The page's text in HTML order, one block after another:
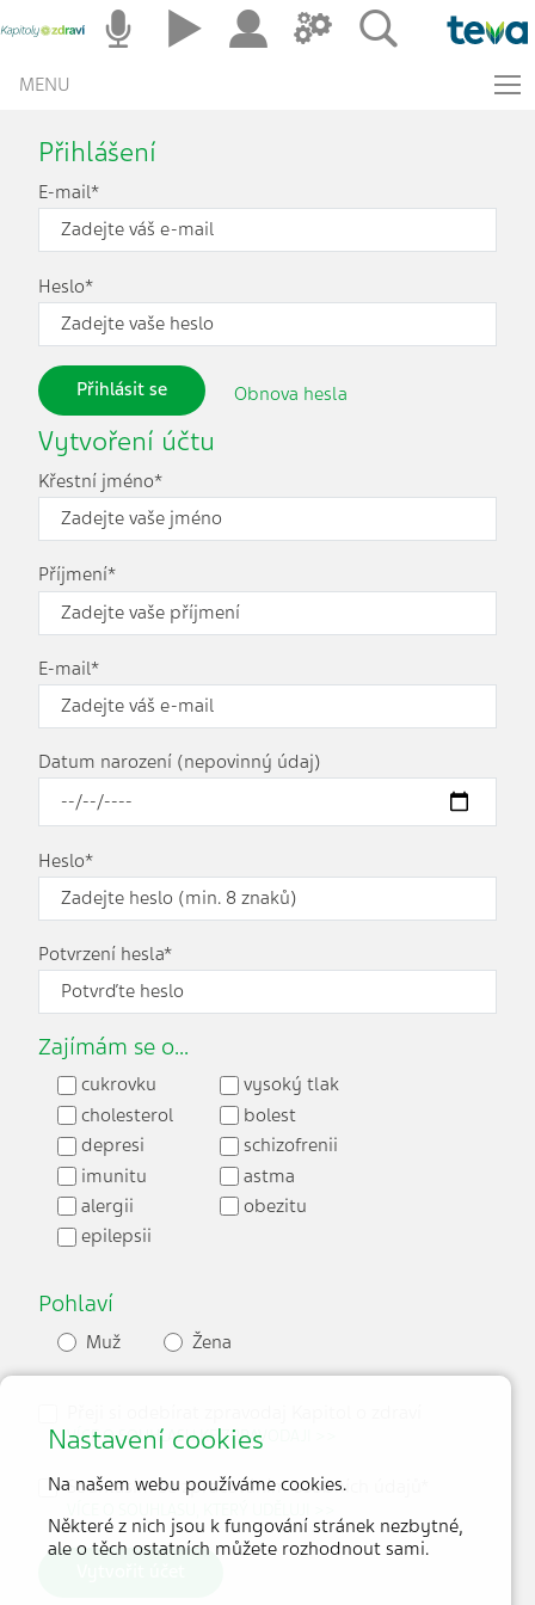
MENU
Přihlášení
E-mail*
Heslo*
Přihlásit se Obnova hesla
Vytvoření účtu
Křestní jméno*
Příjmení*
E-mail*
Datum narození (nepovinný údaj)
Heslo*
Potvrzení hesla*
Zajímám se o...
cukrovku
vysoký tlak
cholesterol
bolest
depresi
schizofrenii
imunitu
astma
alergii
obezitu
epilepsii
Pohlaví
Muž Žena
VÍCE O SOUHLASU KE ZPRAVODAJI >>
Souhlasím se zpracováním osobních údajů*
Nastavení cookies
Na našem webu používáme cookies.
Některé z nich jsou k fungování stránek nezbytné,
ale o těch ostatních můžete rozhodnout sami.